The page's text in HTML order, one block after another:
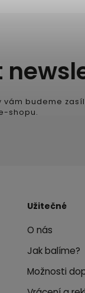
vám budeme
shopu.
Užitečné
O nás
Jak balíme?
Možnosti